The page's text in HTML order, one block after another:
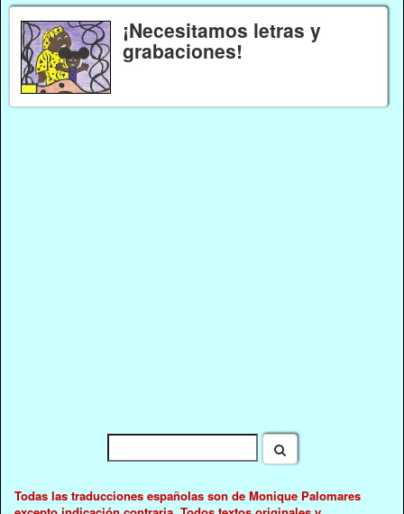
¡Necesitamos letras y
grabaciones!
Todas las traducciones españolas son de Monique Palomares